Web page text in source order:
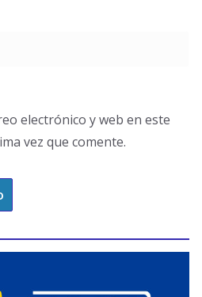
electrónico y web en este
vez que comente.